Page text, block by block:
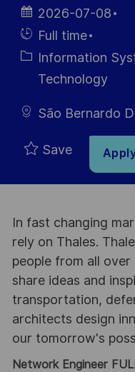
Posted
Date
2026-07-08
Hiring
Type
Full time
CategoryInformation
Technology
São Bernardo
Save
In fast changing
rely on Thales.
people from all
share ideas and
transportation,
architects design
our tomorrow's
Network Engineer